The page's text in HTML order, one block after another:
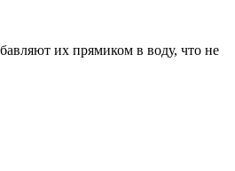
их прямиком в воду, что не